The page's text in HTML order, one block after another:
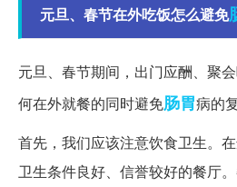
元旦、春节在外吃饭怎么避免
元旦、春节期间，出门应酬、聚
何在外就餐的同时避免肠胃病的
首先，我们应该注意饮食卫生。
卫生条件良好、信誉较好的餐厅